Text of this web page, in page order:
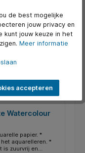
Watercolour
papier. *
aquarelleren. *
is zuurvrij en
de best mogelijke
jouw privacy en
kunt jouw keuze in het
Meer informatie
accepteren